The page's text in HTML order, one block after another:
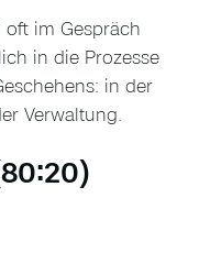
oft im Gespräch
in die Prozesse
in der
Verwaltung.